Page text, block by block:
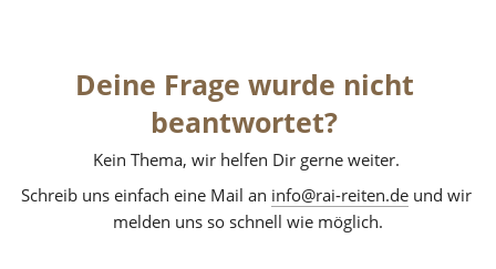
Deine Frage wurde nicht
beantwortet?
Kein Thema, wir helfen Dir gerne weiter.
Schreib uns einfach eine Mail an info@rai-reiten.de und wir
melden uns so schnell wie möglich.